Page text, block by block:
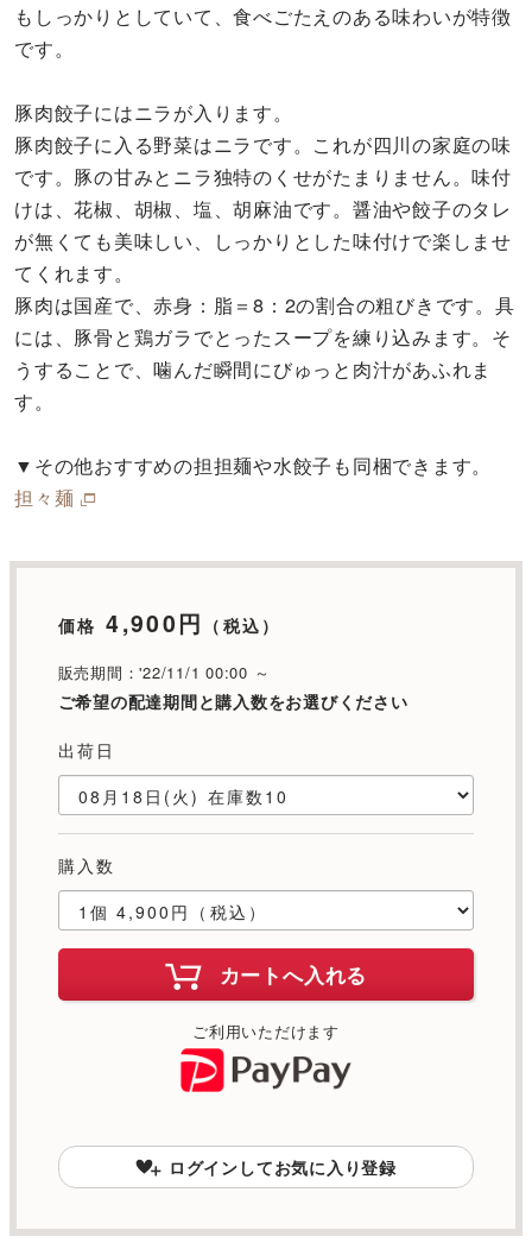
もしっかりとしていて、食べごたえのある味わいが特徴
です。
豚肉餃子にはニラが入ります。
豚肉餃子に入る野菜はニラです。これが四川の家庭の味
です。豚の甘みとニラ独特のくせがたまりません。味付
けは、花椒、胡椒、塩、胡麻油です。醤油や餃子のタレ
が無くても美味しい、しっかりとした味付けで楽しませ
てくれます。
豚肉は国産で、赤身：脂＝8：2の割合の粗びきです。具
には、豚骨と鶏ガラでとったスープを練り込みます。そ
うすることで、噛んだ瞬間にびゅっと肉汁があふれま
す。
▼その他おすすめの担担麺や水餃子も同梱できます。
担々麺
価格 4,900円 （税込）
販売期間：'22/11/1 00:00 ～
ご希望の配達期間と購入数をお選びください
出荷日
購入数
カートへ入れる
ご利用いただけます
ログインしてお気に入り登録